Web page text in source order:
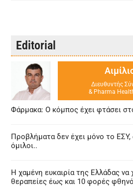
Editorial
Διευθυντής
& Pharma
Φάρμακα: Ο κόμπος έχει φτάσει
Προβλήματα δεν έχει μόνο το ΕΣΥ,
όμιλοι..
Η χαμένη ευκαιρία της Ελλάδας να
θεραπείες έως και 10 φορές